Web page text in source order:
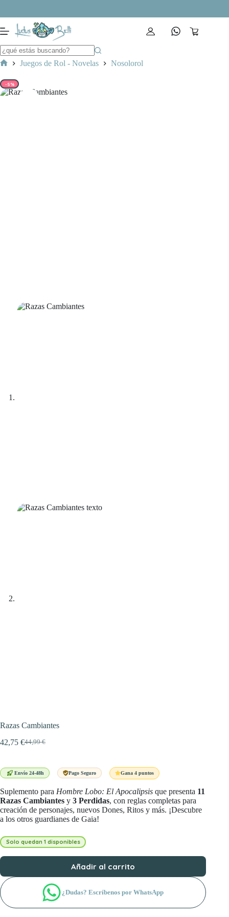
contenido
Carro
Juegos de Rol - Novelas Nosolorol
-5%
Razas Cambiantes
44,99€
El
era:
42,75 €El
es:
Envío 24-48h Pago Seguro Gana 4 puntos
Suplemento para Hombre Lobo: El Apocalipsis que presenta 11
Razas Cambiantes y 3 Perdidas, con reglas completas para
creación de personajes, nuevos Dones, Ritos y más. ¡Descubre
a los otros guardianes de Gaia!
Solo quedan 1 disponibles
Añadir al carrito
¿Dudas? Escríbenos por WhatsApp